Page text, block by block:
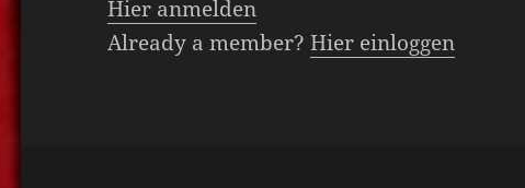
Hier anmelden
Already a member?Hier einloggen